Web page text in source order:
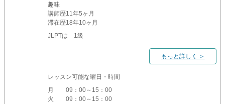
趣味
講師歴11年5ヶ月
滞在歴18年10ヶ月
JLPTは 1級
もっと詳しく ＞
レッスン可能な曜日・時間
月
09：00～15：00
火
09：00～15：00